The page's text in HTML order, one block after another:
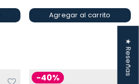
Agregar al carrito
-40%
★ Reseñas